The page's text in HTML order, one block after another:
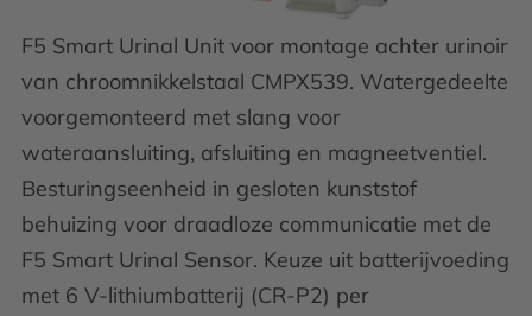
F5 Smart Urinal Unit voor montage achter urinoir
van chroomnikkelstaal CMPX539. Watergedeelte
voorgemonteerd met slang voor
wateraansluiting, afsluiting en magneetventiel.
Besturingseenheid in gesloten kunststof
behuizing voor draadloze communicatie met de
F5 Smart Urinal Sensor. Keuze uit batterijvoeding
met 6 V-lithiumbatterij (CR-P2) per